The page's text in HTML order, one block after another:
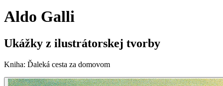
Aldo Galli
Ukážky z ilustrátorskej tvorby
Kniha: Ďaleká cesta za domovom